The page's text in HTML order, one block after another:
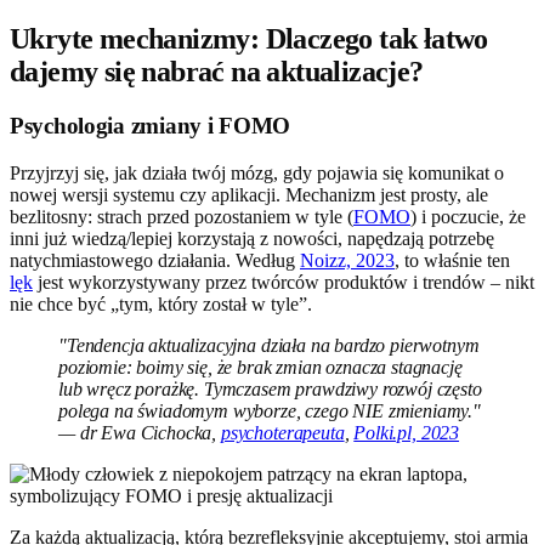
Ukryte mechanizmy: Dlaczego tak łatwo
dajemy się nabrać na aktualizacje?
Psychologia zmiany i FOMO
Przyjrzyj się, jak działa twój mózg, gdy pojawia się komunikat o
nowej wersji systemu czy aplikacji. Mechanizm jest prosty, ale
bezlitosny: strach przed pozostaniem w tyle (FOMO) i poczucie, że
inni już wiedzą/lepiej korzystają z nowości, napędzają potrzebę
natychmiastowego działania. Według Noizz, 2023, to właśnie ten
lęk jest wykorzystywany przez twórców produktów i trendów – nikt
nie chce być „tym, który został w tyle”.
"Tendencja aktualizacyjna działa na bardzo pierwotnym
poziomie: boimy się, że brak zmian oznacza stagnację
lub wręcz porażkę. Tymczasem prawdziwy rozwój często
polega na świadomym wyborze, czego NIE zmieniamy."
— dr Ewa Cichocka, psychoterapeuta, Polki.pl, 2023
Za każdą aktualizacją, którą bezrefleksyjnie akceptujemy, stoi armia